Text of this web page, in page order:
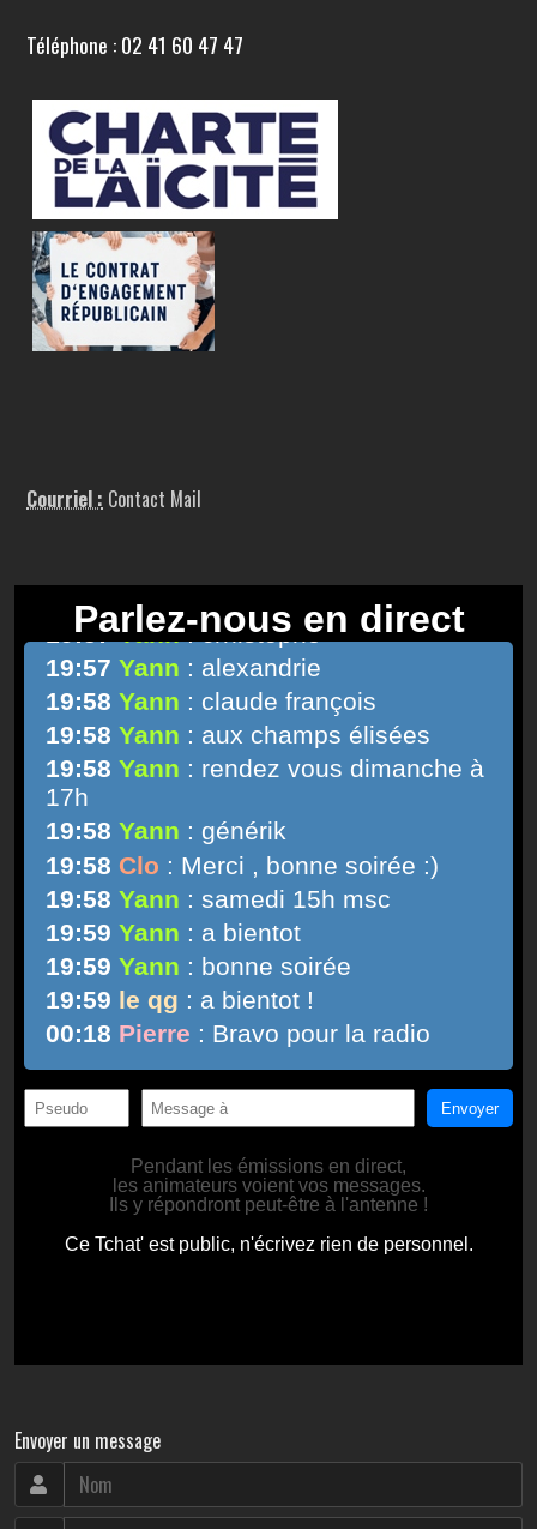
Téléphone : 02 41 60 47 47
Courriel : Contact Mail
Envoyer un message